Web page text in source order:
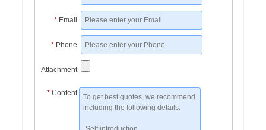
* Email
* Phone
Attachment
* Content